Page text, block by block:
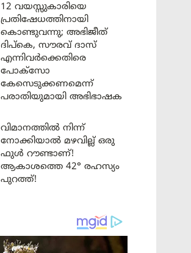
12 വയസ്സുകാരിയെ
പ്രതിഷേധത്തിനായി
കൊണ്ടുവന്നു; അഭിജീത്
ദിപ്കെ, സൗരവ് ദാസ്
എന്നിവർക്കെതിരെ
പോക്സോ
കേസെടുക്കണമെന്ന്
പരാതിയുമായി അഭിഭാഷക
വിമാനത്തിൽ നിന്ന്
നോക്കിയാൽ മഴവില്ല് ഒരു
ഫുൾ റൗണ്ടാണ്!
ആകാശത്തെ 42° രഹസ്യം
പുറത്ത്!